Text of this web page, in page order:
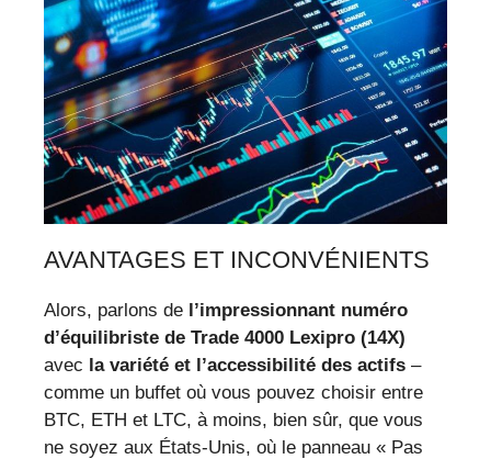
AVANTAGES ET INCONVÉNIENTS
Alors, parlons de l’impressionnant numéro
d’équilibriste de Trade 4000 Lexipro (14X)
avec la variété et l’accessibilité des actifs –
comme un buffet où vous pouvez choisir entre
BTC, ETH et LTC, à moins, bien sûr, que vous
ne soyez aux États-Unis, où le panneau « Pas